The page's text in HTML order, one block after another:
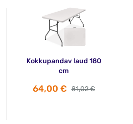
Kokkupandav laud 180
cm
64,00 € 81,02 €